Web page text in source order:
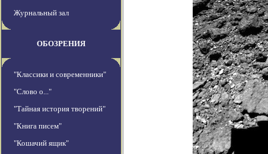
Журнальный зал
ОБОЗРЕНИЯ
"Классики и современники"
"Слово о..."
"Тайная история творений"
"Книга писем"
"Кошачий ящик"